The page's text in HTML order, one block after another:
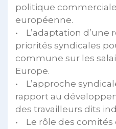
politique commerciale
européenne.
• L’adaptation d’une
priorités syndicales
commune sur les
Europe.
• L’approche
rapport au
des travailleurs dits
• Le rôle des comités